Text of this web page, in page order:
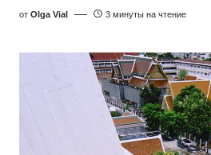
от Olga Vial 3 минуты на чтение